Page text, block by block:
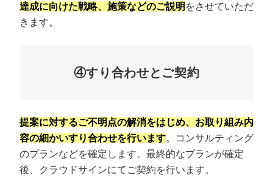
達成に向けた戦略、施策などのご説明 をさせていただ
きます。
④すり合わせとご契約
提案に対するご不明点の解消をはじめ、お取り組み内
容の細かいすり合わせを行います。コンサルティング
のプランなどを確定します。最終的なプランが確定
後、クラウドサインにてご契約を行います。